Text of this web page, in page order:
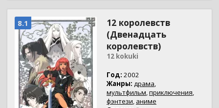
8.1
12 королевств
(Двенадцать
королевств)
12 kokuki
Год: 2002
Жанры: драма,
мультфильм,приключения,
фэнтези, аниме